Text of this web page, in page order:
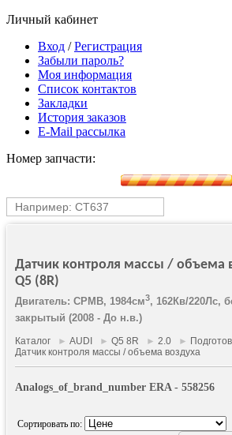
Личный кабинет
Вход /Регистрация
Забыли пароль?
Моя информация
Список контактов
Закладки
История заказов
E-Mail рассылка
Номер запчасти:
Датчик контроля массы / объема
Q5 (8R)
Двигатель: CPMB, 1984см3, 162Кв/220Лс,
закрытый (2008 - До н.в.)
Каталог ► AUDI ► Q5 8R ► 2.0 ►
Датчик контроля массы / объема воздуха
Analogs_of_brand_number ERA - 558256
Сортировать по: